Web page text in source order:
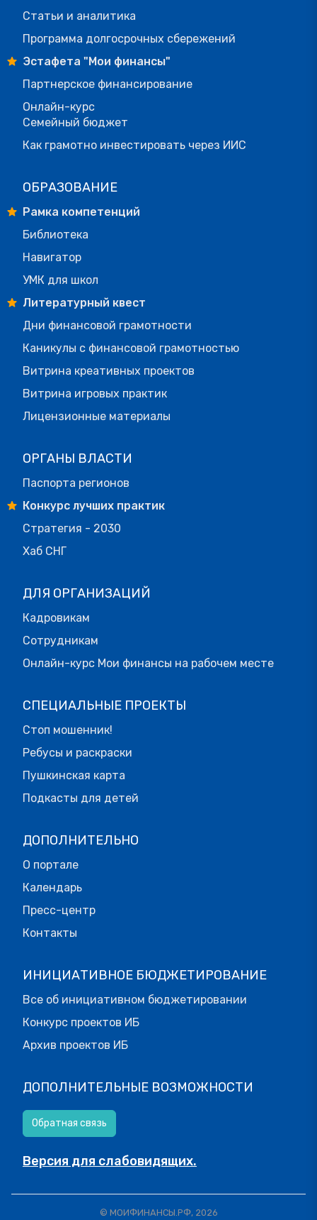
Статьи и аналитика
Программа долгосрочных сбережений
Эстафета "Мои финансы"
Партнерское финансирование
Онлайн-курс
Семейный бюджет
Как грамотно инвестировать через ИИС
ОБРАЗОВАНИЕ
Рамка компетенций
Библиотека
Навигатор
УМК для школ
Литературный квест
Дни финансовой грамотности
Каникулы с финансовой грамотностью
Витрина креативных проектов
Витрина игровых практик
Лицензионные материалы
ОРГАНЫ ВЛАСТИ
Паспорта регионов
Конкурс лучших практик
Стратегия - 2030
Хаб СНГ
ДЛЯ ОРГАНИЗАЦИЙ
Кадровикам
Сотрудникам
Онлайн-курс Мои финансы на рабочем месте
СПЕЦИАЛЬНЫЕ ПРОЕКТЫ
Стоп мошенник!
Ребусы и раскраски
Пушкинская карта
Подкасты для детей
ДОПОЛНИТЕЛЬНО
О портале
Календарь
Пресс-центр
Контакты
ИНИЦИАТИВНОЕ БЮДЖЕТИРОВАНИЕ
Все об инициативном бюджетировании
Конкурс проектов ИБ
Архив проектов ИБ
ДОПОЛНИТЕЛЬНЫЕ ВОЗМОЖНОСТИ
Обратная связь
Версия для слабовидящих.
© МОИФИНАНСЫ.РФ, 2026